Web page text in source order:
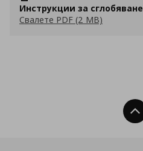
Инструкции за сглобяване
Свалете PDF (2 MB)